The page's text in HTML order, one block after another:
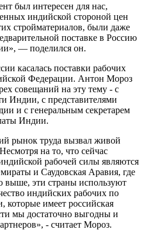
был интересен для нас,
индийской стороной цен
стройматериалов, были даже
поставке в Россию
— поделился он.
касалась поставки рабочих
Федерации. Антон Мороз
совещаний на эту тему - с
Индии, с представителями
и с генеральным секретарем
Индии.
рынок труда вызвал живой
на то, что сейчас
рабочей силы являются
и Саудовская Аравия, где
выше, эти страны используют
индийских рабочих по
которые имеет российская
мы достаточно выгодны и
- считает Мороз.